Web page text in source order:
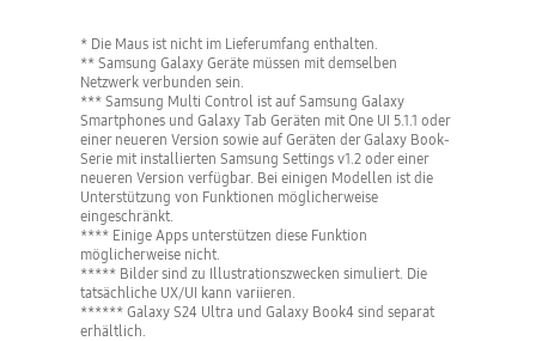
* Die Maus ist nicht im Lieferumfang enthalten.
** Samsung Galaxy Geräte müssen mit demselben
Netzwerk verbunden sein.
*** Samsung Multi Control ist auf Samsung Galaxy
Smartphones und Galaxy Tab Geräten mit One UI 5.1.1 oder
einer neueren Version sowie auf Geräten der Galaxy Book-
Serie mit installierten Samsung Settings v1.2 oder einer
neueren Version verfügbar. Bei einigen Modellen ist die
Unterstützung von Funktionen möglicherweise
eingeschränkt.
**** Einige Apps unterstützen diese Funktion
möglicherweise nicht.
***** Bilder sind zu Illustrationszwecken simuliert. Die
tatsächliche UX/UI kann variieren.
****** Galaxy S24 Ultra und Galaxy Book4 sind separat
erhältlich.